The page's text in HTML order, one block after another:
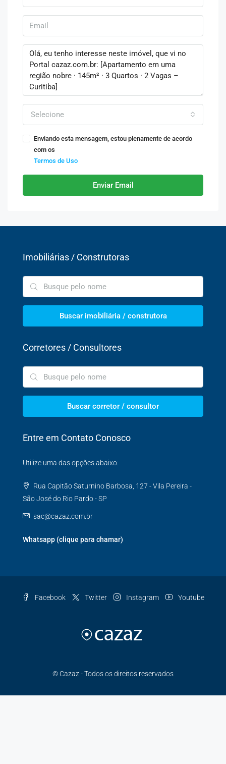
Selecione
Enviando esta mensagem, estou plenamente de acordo
com os
Termos de Uso
Enviar Email
Imobiliárias / Construtoras
Buscar imobiliária / construtora
Corretores / Consultores
Buscar corretor / consultor
Entre em Contato Conosco
Utilize uma das opções abaixo:
Rua Capitão Saturnino Barbosa, 127 - Vila Pereira -
São José do Rio Pardo - SP
sac@cazaz.com.br
Whatsapp (clique para chamar)
Facebook Twitter Instagram Youtube
© Cazaz - Todos os direitos reservados